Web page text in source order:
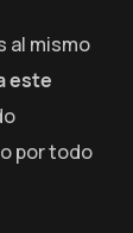
al mismo
este
por todo